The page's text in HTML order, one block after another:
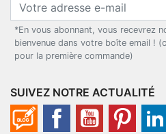
*En vous abonnant, vous recevrez
bienvenue dans votre boîte email !
pour la première commande)
SUIVEZ NOTRE ACTUALITÉ